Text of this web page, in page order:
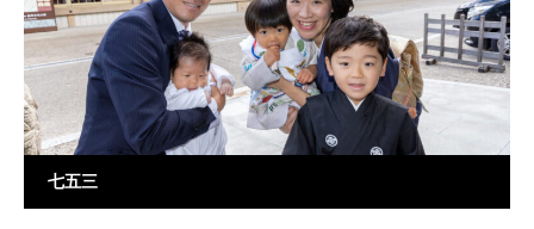
七五三